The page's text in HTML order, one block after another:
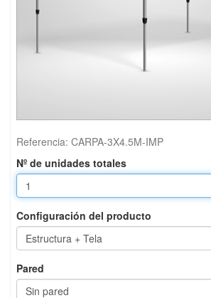
Referencia: CARPA-3X4.5M-IMP
Nº de unidades totales
Configuración del producto
Pared